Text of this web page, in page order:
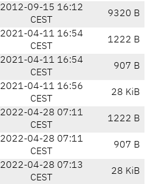
2012-09-15 16:12
CEST
9320 B
2021-04-11 16:54
CEST
1222 B
2021-04-11 16:54
CEST
907 B
2021-04-11 16:56
CEST
28 KiB
2022-04-28 07:11
CEST
1222 B
2022-04-28 07:11
CEST
907 B
2022-04-28 07:13
CEST
28 KiB